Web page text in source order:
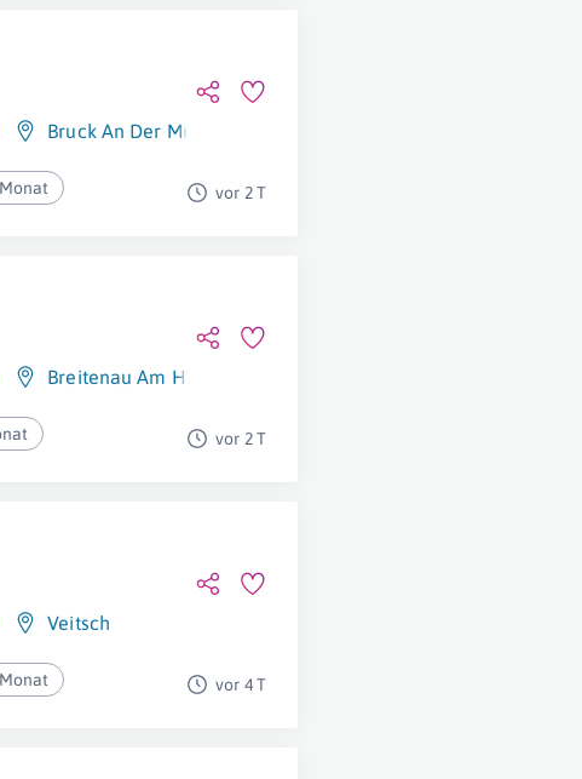
Bruck An Der Mur
vor 2 T
Breitenau Am Hochlantsch
vor 2 T
Veitsch
vor 4 T